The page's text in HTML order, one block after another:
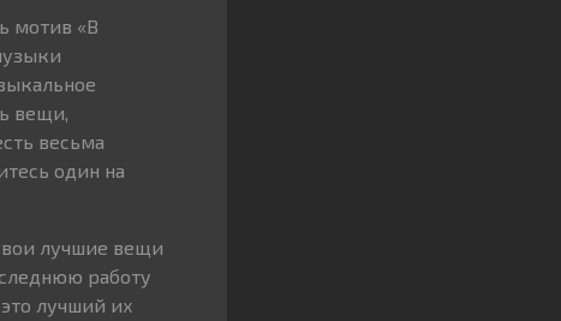
мотив «В
вещи,
весьма
один на
лучшие вещи
работу
лучший их